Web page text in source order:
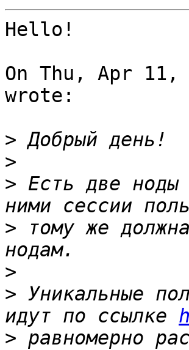
Hello!
On Thu, Apr 11,
wrote:
>
>
> Есть две ноды
> тому же
>
> Уникальные
идут по ссылке
> равномерно